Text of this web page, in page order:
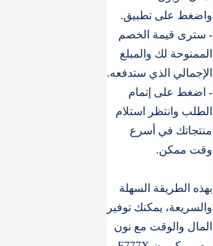
واضغط على تطبيق.
- سترى قيمة الخصم
الممنوحة لك والمبلغ
الإجمالي الذي ستدفعه.
- اضغط على إتمام
الطلب وانتظر استلام
منتجاتك في أسرع
وقت ممكن.
بهذه الطريقة السهلة
والسريعة، يمكنك توفير
المال والوقت مع نون